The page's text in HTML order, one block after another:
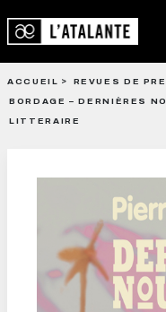
ACCUEIL
REVUES DE
BORDAGE – DERNIÈRES
LITTERAIRE